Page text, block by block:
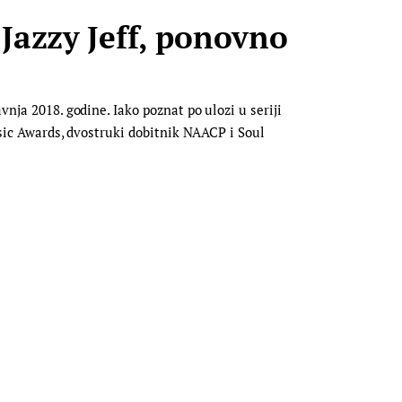
Jeff, ponovno
2018. godine. Iako poznat po ulozi u seriji
Awards, dvostruki dobitnik NAACP i Soul